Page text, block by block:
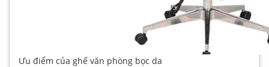
Ưu điểm của ghế văn phòng bọc da